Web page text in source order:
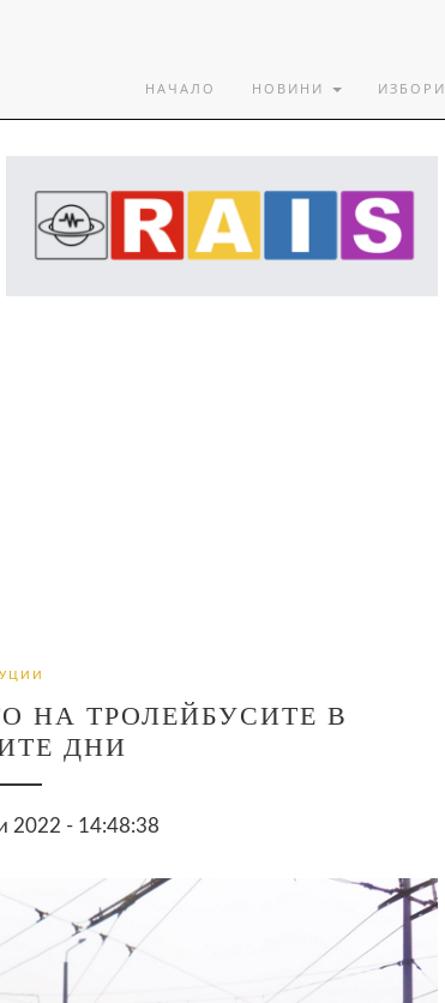
НАЧАЛО НОВИНИ ИЗБОРИ
НА ТРОЛЕЙБУСИТЕ В
ДНИ
2022 - 14:48:38